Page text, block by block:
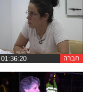
חברה